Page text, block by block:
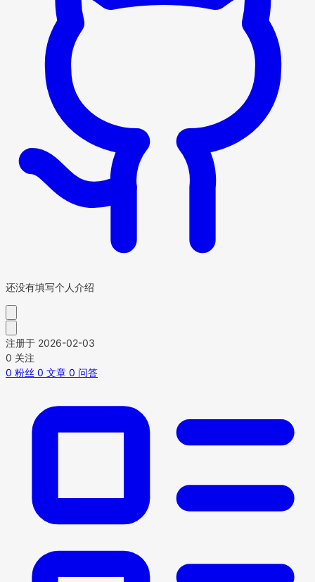
还没有填写个人介绍
注册于 2026-02-03
0 关注
0 粉丝 0 文章 0 问答